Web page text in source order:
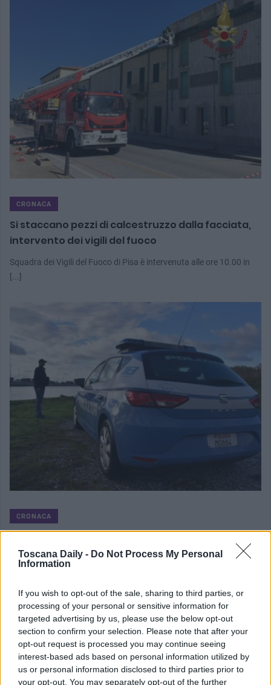
Toscana Daily - Do Not Process My Personal
Information
If you wish to opt-out of the sale, sharing to third parties, or
processing of your personal or sensitive information for
targeted advertising by us, please use the below opt-out
section to confirm your selection. Please note that after your
opt-out request is processed you may continue seeing
interest-based ads based on personal information utilized by
us or personal information disclosed to third parties prior to
your opt-out. You may separately opt-out of the further
CRONACA
Si staccano pezzi di calcestruzzo dalla facciata,
intervento dei vigili del fuoco
Squadra dei Vigili del Fuoco di Pisa è intervenuta alle ore 10.00 in
[...]
CRONACA
L’attività investigativa della Squadra Mobile di Pisa, coordinata